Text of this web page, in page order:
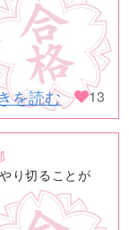
を読む 13
り切ることが